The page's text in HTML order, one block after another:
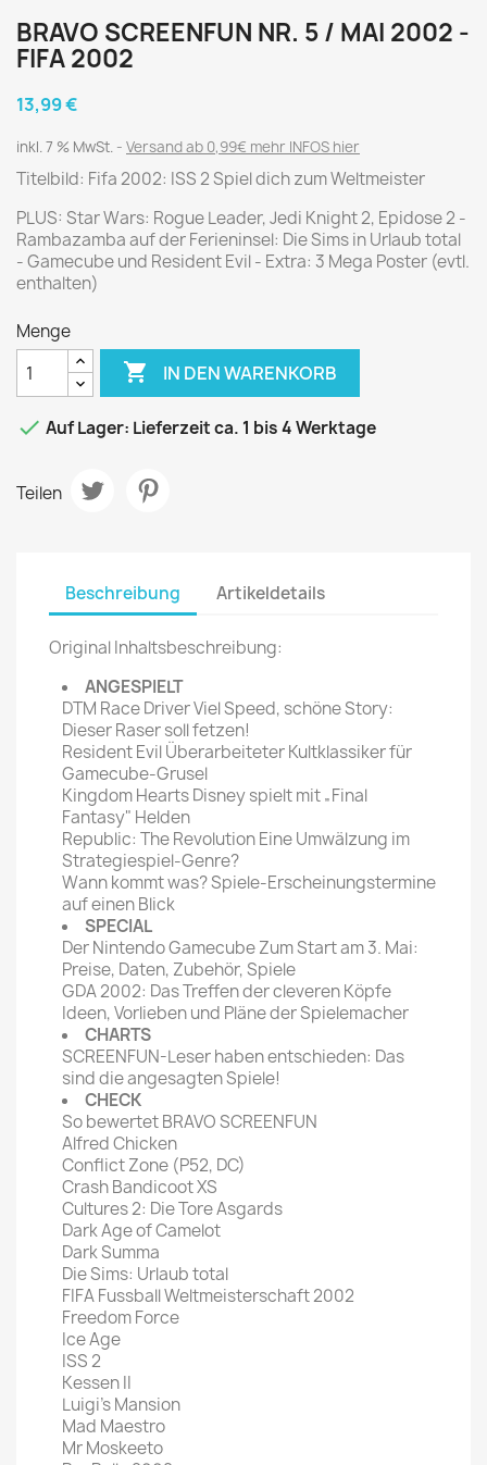
BRAVO SCREENFUN NR. 5 / MAI 2002 -
FIFA 2002
13,99 €
inkl. 7 % MwSt. Versand ab 0,99€ mehr INFOS hier
Titelbild: Fifa 2002: ISS 2 Spiel dich zum Weltmeister
PLUS: Star Wars: Rogue Leader, Jedi Knight 2, Epidose 2 -
Rambazamba auf der Ferieninsel: Die Sims in Urlaub total
- Gamecube und Resident Evil - Extra: 3 Mega Poster (evtl.
enthalten)
Menge
 IN DEN WARENKORB
 Auf Lager: Lieferzeit ca. 1 bis 4 Werktage
Teilen
Beschreibung Artikeldetails
Original Inhaltsbeschreibung:
ANGESPIELT
DTM Race Driver Viel Speed, schöne Story:
Dieser Raser soll fetzen!
Resident Evil Überarbeiteter Kultklassiker für
Gamecube-Grusel
Kingdom Hearts Disney spielt mit „Final
Fantasy" Helden
Republic: The Revolution Eine Umwälzung im
Strategiespiel-Genre?
Wann kommt was? Spiele-Erscheinungstermine
auf einen Blick
SPECIAL
Der Nintendo Gamecube Zum Start am 3. Mai:
Preise, Daten, Zubehör, Spiele
GDA 2002: Das Treffen der cleveren Köpfe
Ideen, Vorlieben und Pläne der Spielemacher
CHARTS
SCREENFUN-Leser haben entschieden: Das
sind die angesagten Spiele!
CHECK
So bewertet BRAVO SCREENFUN
Alfred Chicken
Conflict Zone (P52, DC)
Crash Bandicoot XS
Cultures 2: Die Tore Asgards
Dark Age of Camelot
Dark Summa
Die Sims: Urlaub total
FIFA Fussball Weltmeisterschaft 2002
Freedom Force
Ice Age
ISS 2
Kessen II
Luigi's Mansion
Mad Maestro
Mr Moskeeto